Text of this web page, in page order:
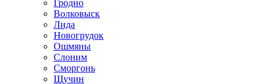
Гродно
Волковыск
Лида
Новогрудок
Ошмяны
Слоним
Сморгонь
Щучин